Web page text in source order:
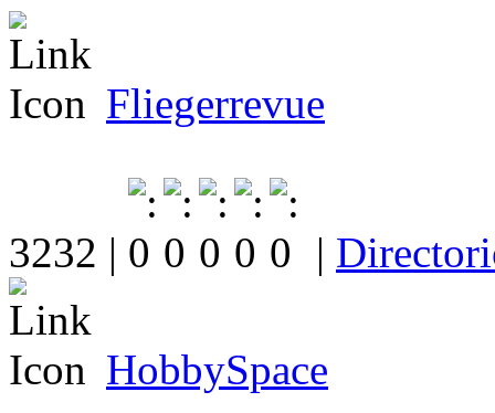
Fliegerrevue
3232 | |
HobbySpace